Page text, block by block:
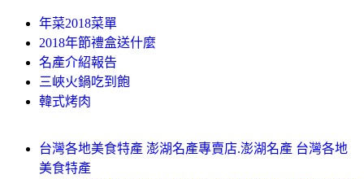
年菜2018菜單
2018年節禮盒送什麼
名產介紹報告
三峽火鍋吃到飽
韓式烤肉
台灣各地美食特產 澎湖名產專賣店.澎湖名產 台灣各地
美食特產